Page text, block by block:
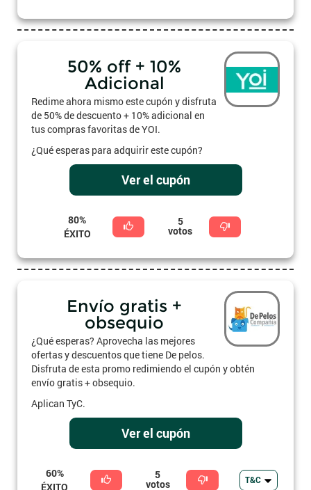
50% off + 10%
Adicional
Redime ahora mismo este cupón y disfruta
de 50% de descuento + 10% adicional en
tus compras favoritas de YOI.
¿Qué esperas para adquirir este cupón?
Ver el cupón
80%
ÉXITO
5
votos
Envío gratis +
obsequio
¿Qué esperas? Aprovecha las mejores
ofertas y descuentos que tiene De pelos.
Disfruta de esta promo redimiendo el cupón y obtén
envío gratis + obsequio.
Aplican TyC.
Ver el cupón
60%
ÉXITO
5
votos T&C